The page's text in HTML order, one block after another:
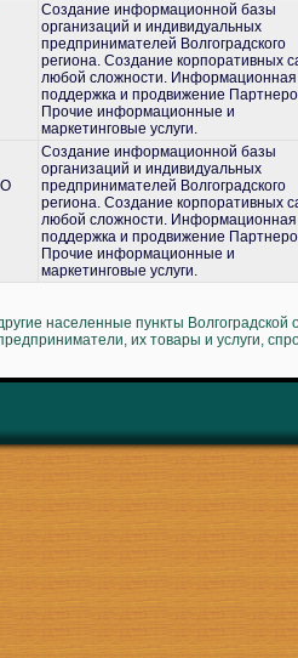
Создание информационной базы
организаций и индивидуальных
предпринимателей Волгоградского
региона. Создание корпоративных
любой сложности. Информационная
поддержка и продвижение
Прочие информационные и
маркетинговые услуги.
Создание информационной базы
организаций и индивидуальных
предпринимателей Волгоградского
региона. Создание корпоративных
любой сложности. Информационная
поддержка и продвижение
Прочие информационные и
маркетинговые услуги.
населенные пункты Волгоградской
их товары и услуги,